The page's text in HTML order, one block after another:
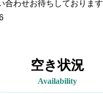
合わせお待ちしております
空き状況
Availability